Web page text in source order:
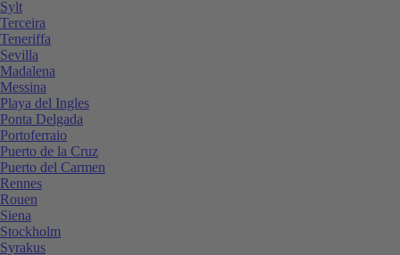
Sylt
Terceira
Teneriffa
Sevilla
Madalena
Messina
Playa del Ingles
Ponta Delgada
Portoferraio
Puerto de la Cruz
Puerto del Carmen
Rennes
Rouen
Siena
Stockholm
Syrakus